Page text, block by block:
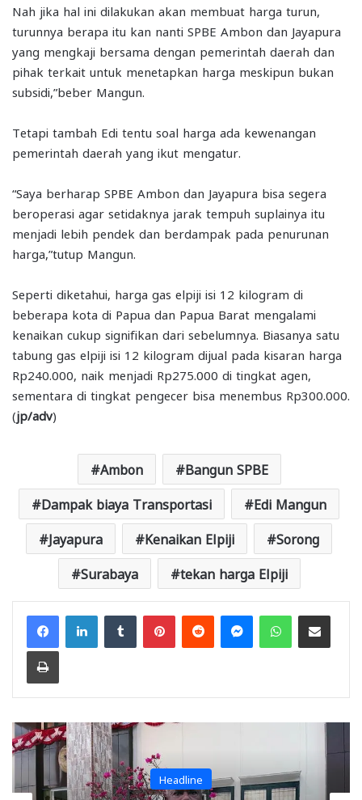
Nah jika hal ini dilakukan akan membuat harga turun,
turunnya berapa itu kan nanti SPBE Ambon dan Jayapura
yang mengkaji bersama dengan pemerintah daerah dan
pihak terkait untuk menetapkan harga meskipun bukan
subsidi,”beber Mangun.
Tetapi tambah Edi tentu soal harga ada kewenangan
pemerintah daerah yang ikut mengatur.
“Saya berharap SPBE Ambon dan Jayapura bisa segera
beroperasi agar setidaknya jarak tempuh suplainya itu
menjadi lebih pendek dan berdampak pada penurunan
harga,”tutup Mangun.
Seperti diketahui, harga gas elpiji isi 12 kilogram di
beberapa kota di Papua dan Papua Barat mengalami
kenaikan cukup signifikan dari sebelumnya. Biasanya satu
tabung gas elpiji isi 12 kilogram dijual pada kisaran harga
Rp240.000, naik menjadi Rp275.000 di tingkat agen,
sementara di tingkat pengecer bisa menembus Rp300.000.
(jp/adv)
Ambon Bangun SPBE
Dampak biaya Transportasi Edi Mangun
Jayapura Kenaikan Elpiji Sorong
Surabaya tekan harga Elpiji
FacebookLinkedInTumblr PinterestReddit MessengerWhatsAppShare via Email
Print
Headline